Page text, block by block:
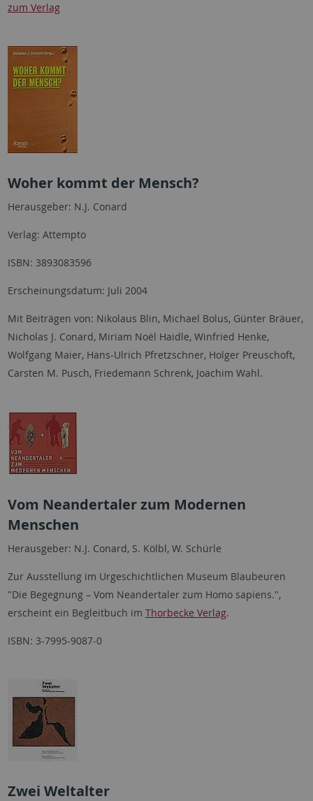
zum Verlag
Woher kommt der Mensch?
Herausgeber: N.J. Conard
Verlag: Attempto
ISBN: 3893083596
Erscheinungsdatum: Juli 2004
Mit Beiträgen von: Nikolaus Blin, Michael Bolus, Günter Bräuer,
Nicholas J. Conard, Miriam Noël Haidle, Winfried Henke,
Wolfgang Maier, Hans-Ulrich Pfretzschner, Holger Preuschoft,
Carsten M. Pusch, Friedemann Schrenk, Joachim Wahl.
Vom Neandertaler zum Modernen
Menschen
Herausgeber: N.J. Conard, S. Kölbl, W. Schürle
Zur Ausstellung im Urgeschichtlichen Museum Blaubeuren
"Die Begegnung – Vom Neandertaler zum Homo sapiens.",
erscheint ein Begleitbuch im Thorbecke Verlag.
ISBN: 3-7995-9087-0
Zwei Weltalter